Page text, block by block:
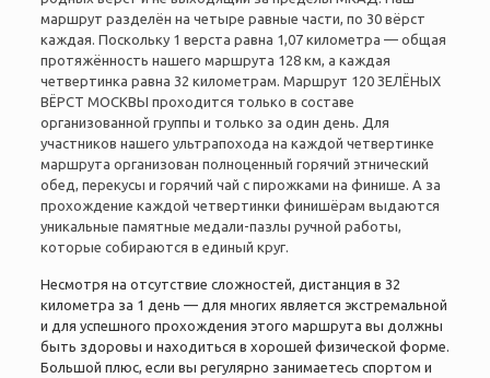
маршрут разделён на четыре равные части, по 30 вёрст
каждая. Поскольку 1 верста равна 1,07 километра — общая
протяжённость нашего маршрута 128 км, а каждая
четвертинка равна 32 километрам. Маршрут 120 ЗЕЛЁНЫХ
ВЁРСТ МОСКВЫ проходится только в составе
организованной группы и только за один день. Для
участников нашего ультрапохода на каждой четвертинке
маршрута организован полноценный горячий этнический
обед, перекусы и горячий чай с пирожками на финише. А за
прохождение каждой четвертинки финишёрам выдаются
уникальные памятные медали-пазлы ручной работы,
которые собираются в единый круг.
Несмотря на отсутствие сложностей, дистанция в 32
километра за 1 день — для многих является экстремальной
и для успешного прохождения этого маршрута вы должны
быть здоровы и находиться в хорошей физической форме.
Большой плюс, если вы регулярно занимаетесь спортом и